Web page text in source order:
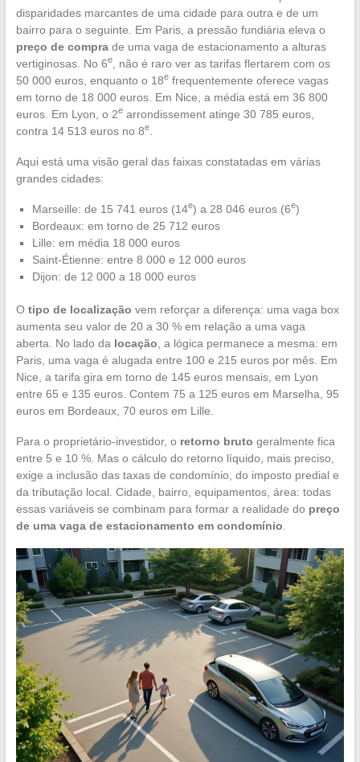
disparidades marcantes de uma cidade para outra e de um
bairro para o seguinte. Em Paris, a pressão fundiária eleva o
preço de comprade uma vaga de estacionamento a alturas
vertiginosas. No 6e, não é raro ver as tarifas flertarem com os
50 000 euros, enquanto o 18efrequentemente oferece vagas
em torno de 18 000 euros. Em Nice, a média está em 36 800
euros. Em Lyon, o 2earrondissement atinge 30 785 euros,
contra 14 513 euros no 8e.
Aqui está uma visão geral das faixas constatadas em várias
grandes cidades:
Marseille: de 15 741 euros (14e) a 28 046 euros (6e)
Bordeaux: em torno de 25 712 euros
Lille: em média 18 000 euros
Saint-Étienne: entre 8 000 e 12 000 euros
Dijon: de 12 000 a 18 000 euros
O tipo de localização vem reforçar a diferença: uma vaga box
aumenta seu valor de 20 a 30 % em relação a uma vaga
aberta. No lado da locação , a lógica permanece a mesma: em
Paris, uma vaga é alugada entre 100 e 215 euros por mês. Em
Nice, a tarifa gira em torno de 145 euros mensais, em Lyon
entre 65 e 135 euros. Contem 75 a 125 euros em Marselha, 95
euros em Bordeaux, 70 euros em Lille.
Para o proprietário-investidor, o retorno bruto geralmente fica
entre 5 e 10 %. Mas o cálculo do retorno líquido, mais preciso,
exige a inclusão das taxas de condomínio, do imposto predial e
da tributação local. Cidade, bairro, equipamentos, área: todas
essas variáveis se combinam para formar a realidade do preço
de uma vaga de estacionamento em condomínio